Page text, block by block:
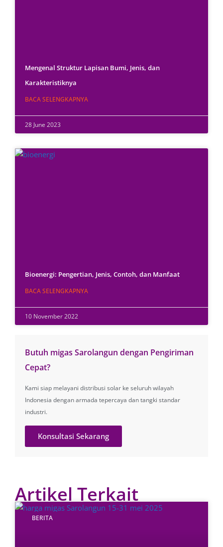
Mengenal Struktur Lapisan Bumi, Jenis, dan
Karakteristiknya
BACA SELENGKAPNYA
28 June 2023
Bioenergi: Pengertian, Jenis, Contoh, dan Manfaat
BACA SELENGKAPNYA
10 November 2022
Butuh migas Sarolangun dengan Pengiriman
Cepat?
Kami siap melayani distribusi solar ke seluruh wilayah
Indonesia dengan armada tepercaya dan tangki standar
industri.
Konsultasi Sekarang
Artikel Terkait
BERITA